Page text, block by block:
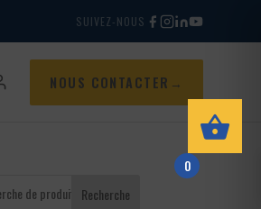
SUIVEZ-NOUS
NOUS CONTACTER
Recherche
0